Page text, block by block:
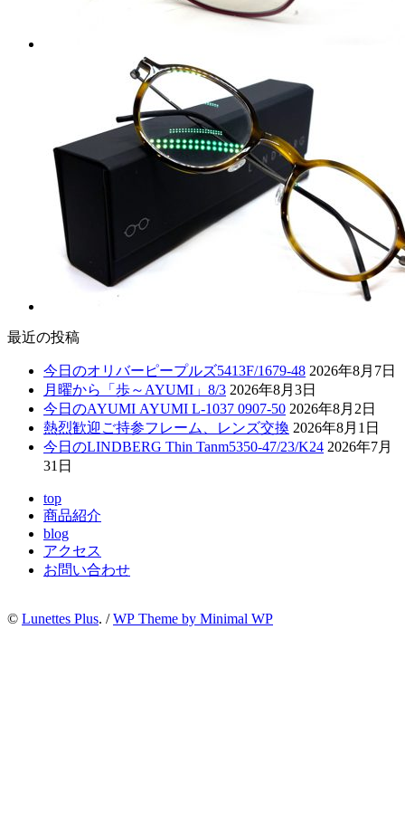
最近の投稿
今日のオリバーピープルズ5413F/1679-48 2026年8月7日
月曜から「歩～AYUMI」8/3 2026年8月3日
今日のAYUMI AYUMI L-1037 0907-50 2026年8月2日
熱烈歓迎ご持参フレーム、レンズ交換 2026年8月1日
今日のLINDBERG Thin Tanm5350-47/23/K24 2026年7月
31日
top
商品紹介
blog
アクセス
お問い合わせ
© Lunettes Plus. /WP Theme by Minimal WP